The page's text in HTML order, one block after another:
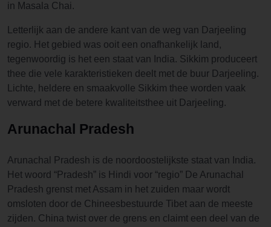
in Masala Chai.
Letterlijk aan de andere kant van de weg van Darjeeling
regio. Het gebied was ooit een onafhankelijk land,
tegenwoordig is het een staat van India. Sikkim produceert
thee die vele karakteristieken deelt met de buur Darjeeling.
Lichte, heldere en smaakvolle Sikkim thee worden vaak
verward met de betere kwaliteitsthee uit Darjeeling.
Arunachal Pradesh
Arunachal Pradesh is de noordoostelijkste staat van India.
Het woord “Pradesh” is Hindi voor “regio” De Arunachal
Pradesh grenst met Assam in het zuiden maar wordt
omsloten door de Chineesbestuurde Tibet aan de meeste
zijden. China twist over de grens en claimt een deel van de